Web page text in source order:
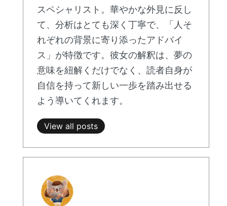
スペシャリスト。華やかな外見に反し
て、分析はとても深く丁寧で、「人そ
れぞれの背景に寄り添ったアドバイ
ス」が特徴です。彼女の解釈は、夢の
意味を紐解くだけでなく、読者自身が
自信を持って新しい一歩を踏み出せる
よう導いてくれます。
View all posts